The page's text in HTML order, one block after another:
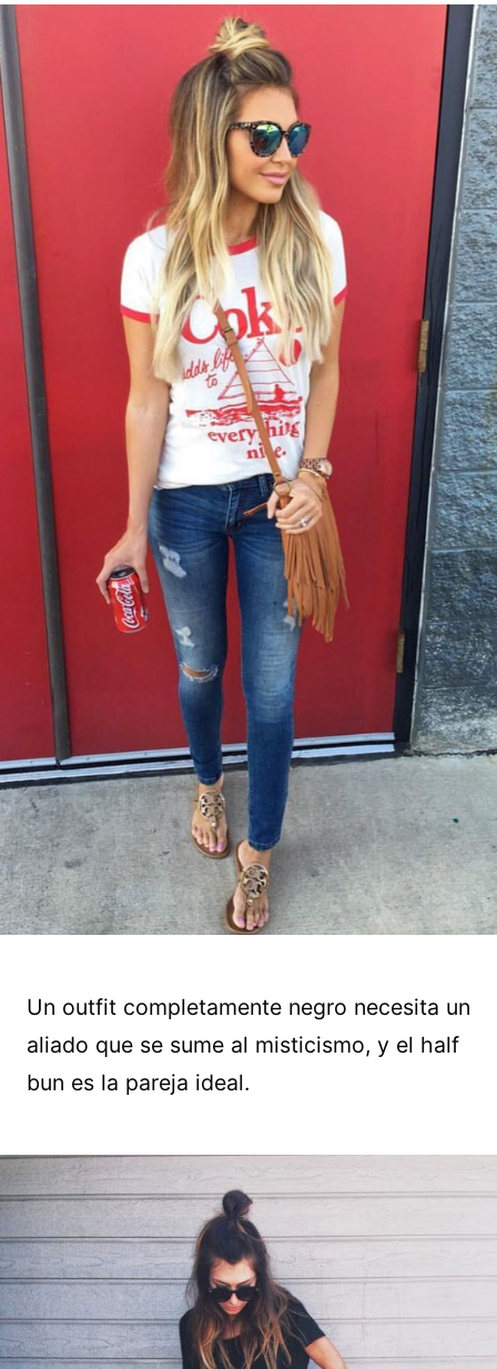
Un outfit completamente negro necesita un
aliado que se sume al misticismo, y el half
bun es la pareja ideal.